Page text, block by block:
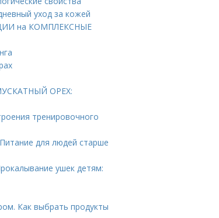
уход за кожей
на КОМПЛЕКСНЫЕ
МУСКАТНЫЙ ОРЕХ:
тренировочного
для людей старше
ушек детям:
Как выбрать продукты